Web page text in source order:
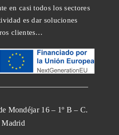
en casi todos los sectores
es dar soluciones
clientes…
Mondéjar 16 – 1º B – C.
Madrid